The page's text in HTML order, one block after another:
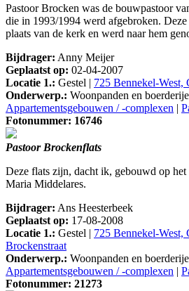
Pastoor Brocken was de bouwpastoor
die in 1993/1994 werd afgebroken.
plaats van de kerk en werd naar hem
Bijdrager: Anny Meijer
Geplaatst op: 02-04-2007
Locatie 1.: Gestel | 725 Bennekel-West,
Onderwerp.: Woonpanden en
Appartementsgebouwen / -complexen |
Fotonummer: 16746
Pastoor Brockenflats
Deze flats zijn, dacht ik, gebouwd op
Maria Middelares.
Bijdrager: Ans Heesterbeek
Geplaatst op: 17-08-2008
Locatie 1.: Gestel | 725 Bennekel-West,
Brockenstraat
Onderwerp.: Woonpanden en
Appartementsgebouwen / -complexen |
Fotonummer: 21273